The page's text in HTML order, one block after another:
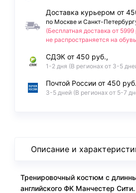
Доставка курьером от
по Москве и Санкт-
(Бесплатная доставка от
не распространяется на
СДЭК от 450 руб.,
1-2 дня (В регионах от 3-5
Почтой России от 450
3-5 дней (В регионах от 5-7
Описание и
Тренировочный костюм с
английского ФК Манчестер